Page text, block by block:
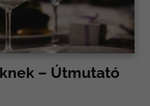
– Útmutató